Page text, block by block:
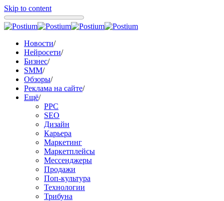
Skip to content
Новости/
Нейросети/
Бизнес/
SMM/
Обзоры/
Реклама на сайте/
Ещё/
PPC
SEO
Дизайн
Карьера
Маркетинг
Маркетплейсы
Мессенджеры
Продажи
Поп-культура
Технологии
Трибуна